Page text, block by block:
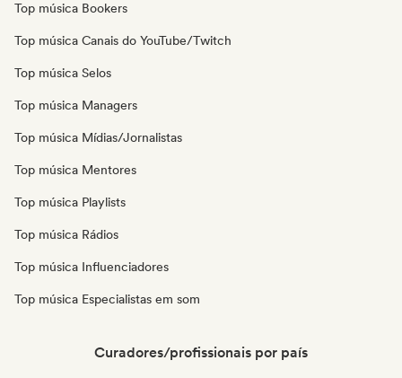
Top música Bookers
Top música Canais do YouTube/Twitch
Top música Selos
Top música Managers
Top música Mídias/Jornalistas
Top música Mentores
Top música Playlists
Top música Rádios
Top música Influenciadores
Top música Especialistas em som
Curadores/profissionais por país